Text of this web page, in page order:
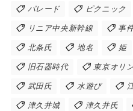
パレード ピクニック
リニア中央新幹線 事
北条氏 地名 姫
旧石器時代 東京オリ
武田氏 水遊び
津久井城 津久井氏